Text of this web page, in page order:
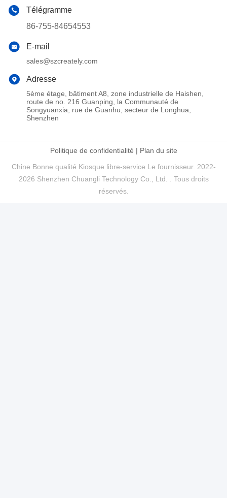
Télégramme
86-755-84654553
E-mail
sales@szcreately.com
Adresse
5ème étage, bâtiment A8, zone industrielle de Haishen,
route de no. 216 Guanping, la Communauté de
Songyuanxia, rue de Guanhu, secteur de Longhua,
Shenzhen
Politique de confidentialité | Plan du site
Chine Bonne qualité Kiosque libre-service Le fournisseur. 2022-
2026 Shenzhen Chuangli Technology Co., Ltd. . Tous droits
réservés.